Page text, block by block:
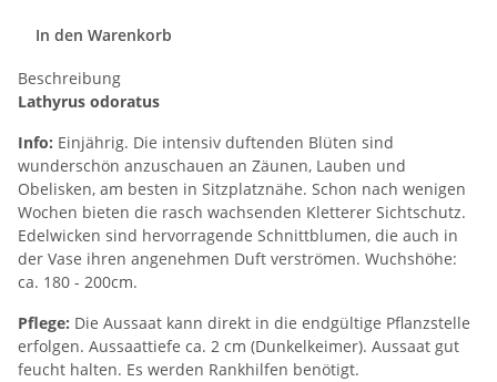
In den Warenkorb
Beschreibung
Lathyrus odoratus
Info: Einjährig. Die intensiv duftenden Blüten sind
wunderschön anzuschauen an Zäunen, Lauben und
Obelisken, am besten in Sitzplatznähe. Schon nach wenigen
Wochen bieten die rasch wachsenden Kletterer Sichtschutz.
Edelwicken sind hervorragende Schnittblumen, die auch in
der Vase ihren angenehmen Duft verströmen. Wuchshöhe:
ca. 180 - 200cm.
Pflege: Die Aussaat kann direkt in die endgültige Pflanzstelle
erfolgen. Aussaattiefe ca. 2 cm (Dunkelkeimer). Aussaat gut
feucht halten. Es werden Rankhilfen benötigt.